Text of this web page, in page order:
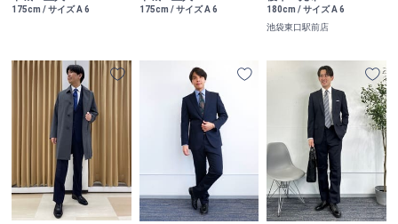
175cm / サイズ A 6 175cm / サイズ A 6
180cm / サイズ A 6
池袋東口駅前店